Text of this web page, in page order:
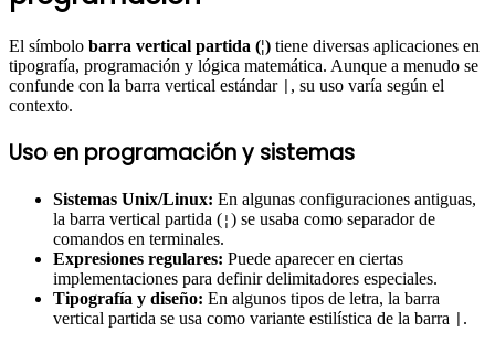
El símbolo barra vertical partida (¦) tiene diversas aplicaciones en
tipografía, programación y lógica matemática. Aunque a menudo se
confunde con la barra vertical estándar
, su uso varía según el
contexto.
Uso en programación y sistemas
Sistemas Unix/Linux: En algunas configuraciones antiguas,
la barra vertical partida ( ¦ ) se usaba como separador de
comandos en terminales.
Expresiones regulares: Puede aparecer en ciertas
implementaciones para definir delimitadores especiales.
Tipografía y diseño: En algunos tipos de letra, la barra
vertical partida se usa como variante estilística de la barra
.